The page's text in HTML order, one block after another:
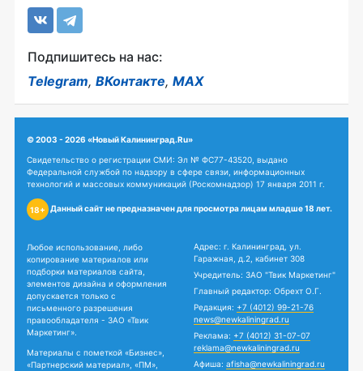
Подпишитесь на нас:
Telegram, ВКонтакте, MAX
© 2003 - 2026 «Новый Калининград.Ru»
Свидетельство о регистрации СМИ: Эл № ФС77-43520, выдано
Федеральной службой по надзору в сфере связи, информационных
технологий и массовых коммуникаций (Роскомнадзор) 17 января 2011 г.
18+ Данный сайт не предназначен для просмотра лицам младше 18 лет.
Любое использование, либо
копирование материалов или
подборки материалов сайта,
элементов дизайна и оформления
допускается только с
письменного разрешения
правообладателя - ЗАО «Твик
Маркетинг».
Материалы с пометкой «Бизнес»,
«Партнерский материал», «ПМ»,
Адрес: г. Калининград, ул.
Гаражная, д.2, кабинет 308
Учредитель: ЗАО "Твик Маркетинг"
Главный редактор: Обрехт О.Г.
Редакция: +7 (4012) 99-21-76
news@newkaliningrad.ru
Реклама: +7 (4012) 31-07-07
reklama@newkaliningrad.ru
Афиша: afisha@newkaliningrad.ru